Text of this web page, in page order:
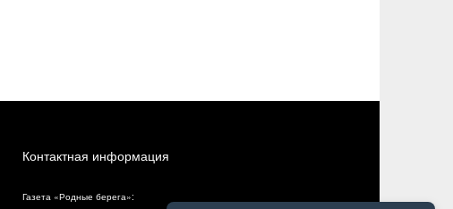
Контактная информация
Газета «Родные берега»: